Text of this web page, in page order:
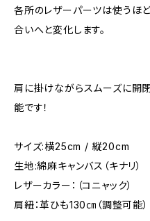
各所のレザーパーツは使うほ
合いへと変化します。
肩に掛けながらスムーズに開
能です！
サイズ:横25cm / 縦20cm
生地:綿麻キャンバス（キナリ）
レザーカラー：（コニャック）
肩紐：革ひも130㎝（調整可能）